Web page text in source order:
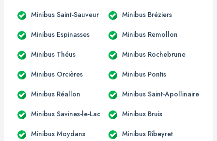
Minibus Saint-Sauveur Minibus Bréziers
Minibus Espinasses Minibus Remollon
Minibus Théus Minibus Rochebrune
Minibus Orcières Minibus Pontis
Minibus Réallon Minibus Saint-Apollinaire
Minibus Savines-le-Lac Minibus Bruis
Minibus Moydans Minibus Ribeyret